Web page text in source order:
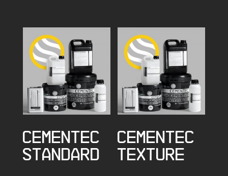
CEMENTEC
STANDARD
CEMENTEC
TEXTURE